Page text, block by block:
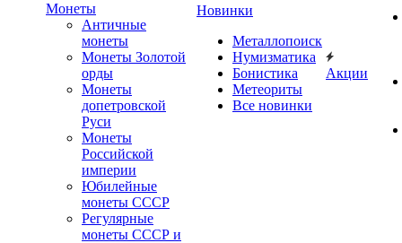
Монеты
Античные
монеты
Монеты Золотой
орды
Монеты
допетровской
Руси
Монеты
Российской
империи
Юбилейные
монеты СССР
Регулярные
монеты СССР и
Новинки
Металлопоиск
Нумизматика
Бонистика
Метеориты
Все новинки
Акции